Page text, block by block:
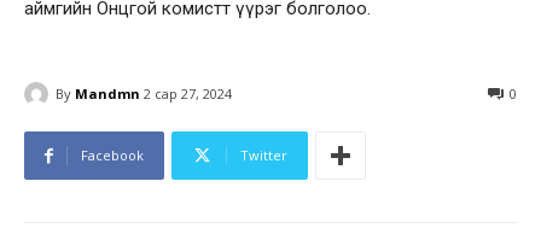
аймгийн Онцгой комистт үүрэг болголоо.
By Mandmn 2 сар 27, 2024 0
Facebook Twitter